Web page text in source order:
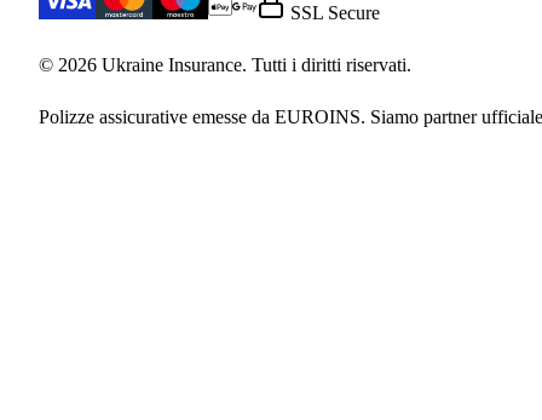
SSL Secure
© 2026 Ukraine Insurance. Tutti i diritti riservati.
Polizze assicurative emesse da EUROINS. Siamo partner